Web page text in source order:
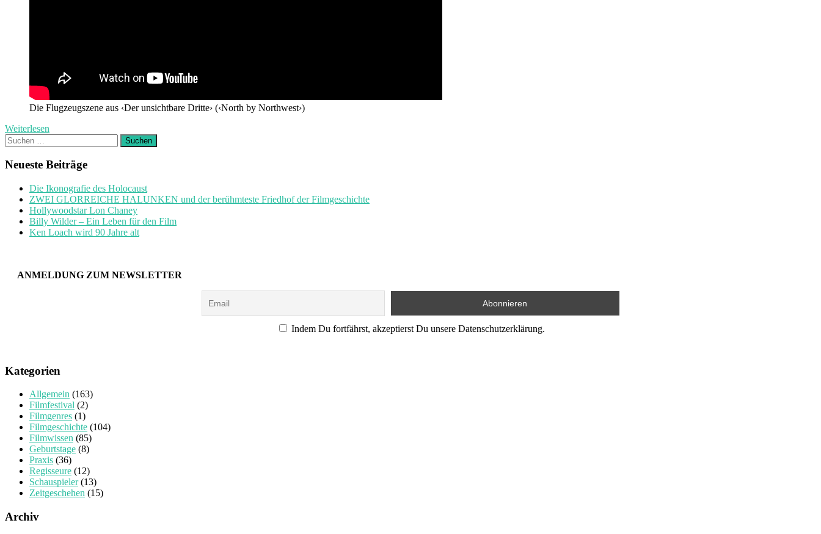
Die Flugzeugszene aus ‹Der unsichtbare Dritte› (‹North by Northwest›)
Weiterlesen
Suchen
nach:
Neueste Beiträge
Die Ikonografie des Holocaust
ZWEI GLORREICHE HALUNKEN und der berühmteste Friedhof der Filmgeschichte
Hollywoodstar Lon Chaney
Billy Wilder – Ein Leben für den Film
Ken Loach wird 90 Jahre alt
ANMELDUNG ZUM NEWSLETTER
Indem Du fortfährst, akzeptierst Du unsere Datenschutzerklärung.
Kategorien
Allgemein (163)
Filmfestival (2)
Filmgenres (1)
Filmgeschichte (104)
Filmwissen (85)
Geburtstage (8)
Praxis (36)
Regisseure (12)
Schauspieler(13)
Zeitgeschehen (15)
Archiv